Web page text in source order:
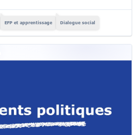
EFP et apprentissage Dialogue social